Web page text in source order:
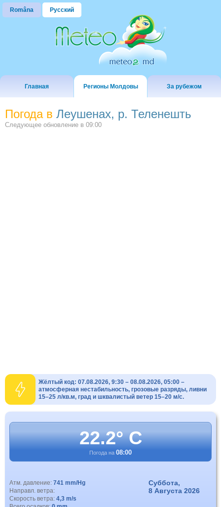
Româna Русский
Главная Регионы Молдовы За рубежом
Погода в Леушенах, р. Теленешть
Следующее обновление в 09:00
Жёлтый код: 07.08.2026, 9:30 – 08.08.2026, 05:00 –
атмосферная нестабильность, грозовые разряды, ливни
15–25 л/кв.м, град и шквалистый ветер 15–20 м/с.
22.2° C
Погода на 08:00
Атм. давление: 741 mm/Hg
Направл. ветра:
Скорость ветра: 4,3 m/s
Суббота,
8 Августа 2026